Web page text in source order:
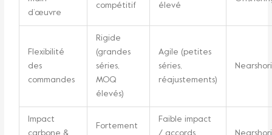
d’œuvre
compétitif
élevé
Flexibilité
des
commandes
Rigide
(grandes
séries,
MOQ
élevés)
Agile (petites
séries,
réajustements)
Impact
Fortement
Faible impact